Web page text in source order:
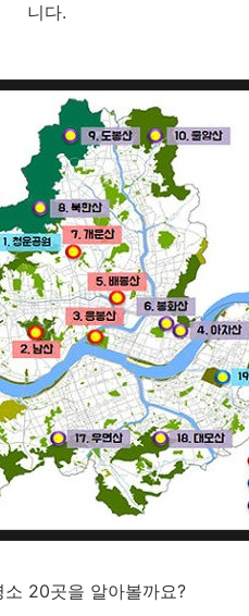
니다.
소 20곳을 알아볼까요?